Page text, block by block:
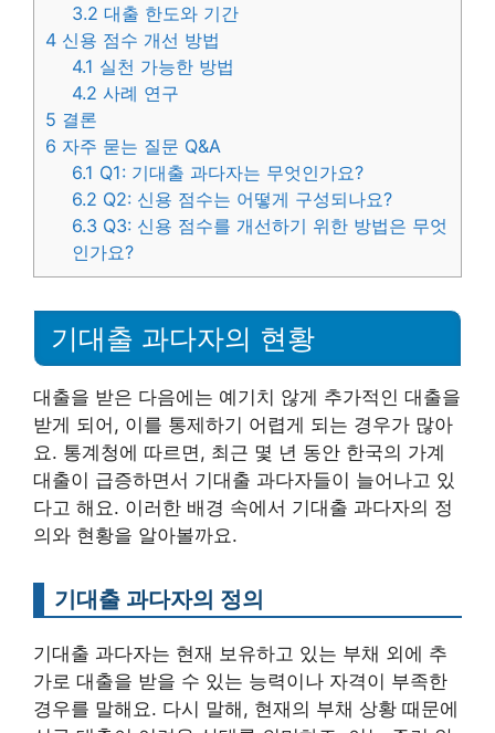
3.2 대출 한도와 기간
4 신용 점수 개선 방법
4.1 실천 가능한 방법
4.2 사례 연구
5 결론
6 자주 묻는 질문 Q&A
6.1 Q1: 기대출 과다자는 무엇인가요?
6.2 Q2: 신용 점수는 어떻게 구성되나요?
6.3 Q3: 신용 점수를 개선하기 위한 방법은 무엇
인가요?
기대출 과다자의 현황
대출을 받은 다음에는 예기치 않게 추가적인 대출을
받게 되어, 이를 통제하기 어렵게 되는 경우가 많아
요. 통계청에 따르면, 최근 몇 년 동안 한국의 가계
대출이 급증하면서 기대출 과다자들이 늘어나고 있
다고 해요. 이러한 배경 속에서 기대출 과다자의 정
의와 현황을 알아볼까요.
기대출 과다자의 정의
기대출 과다자는 현재 보유하고 있는 부채 외에 추
가로 대출을 받을 수 있는 능력이나 자격이 부족한
경우를 말해요. 다시 말해, 현재의 부채 상황 때문에